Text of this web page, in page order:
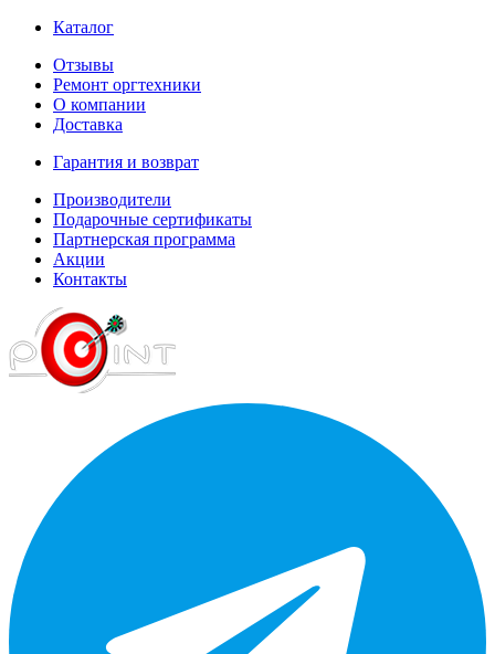
Каталог
Отзывы
Ремонт оргтехники
О компании
Доставка
Гарантия и возврат
Производители
Подарочные сертификаты
Партнерская программа
Акции
Контакты